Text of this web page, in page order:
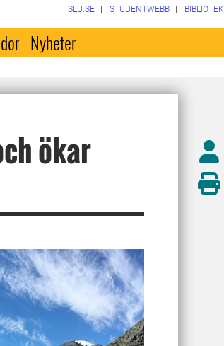
SLU.SE STUDENTWEBB BIBLIOTEK
Nyheter
ökar